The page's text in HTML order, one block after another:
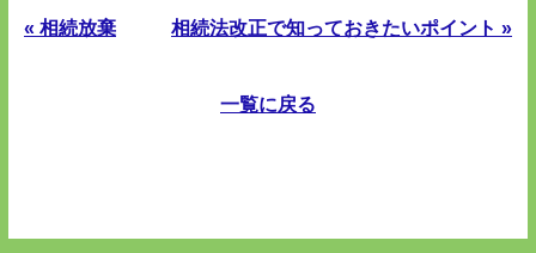
« 相続放棄 相続法改正で知っておきたいポイント »
一覧に戻る